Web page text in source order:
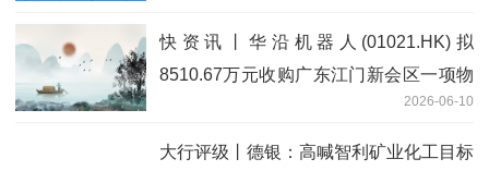
快资讯丨华沿机器人(01021.HK)拟
8510.67万元收购广东江门新会区一项物
2026-06-10
大行评级丨德银：高喊智利矿业化工目标